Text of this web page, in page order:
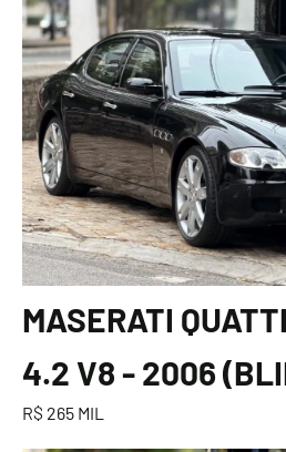
MASERATI
4.2 V8 - 2006
R$ 265 MIL